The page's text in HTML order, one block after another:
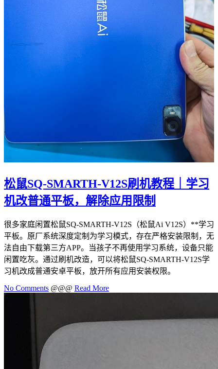
松鼠SQ-SMARTH-V12S刷机教程｜学习
机改普通平板，解除应用限制
很多家庭闲置松鼠SQ-SMARTH-V12S（松鼠Ai V12S）**学习
平板。原厂系统深度定制为学习模式，存在严格安装限制，无
法自由下载第三方APP。当孩子不再使用学习系统，设备只能
闲置吃灰。通过刷机改造，可以将松鼠SQ-SMARTH-V12S学
习机改成普通安卓平板，放开所有应用安装权限。
No Comments @@@ Read More